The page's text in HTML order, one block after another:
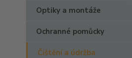
Optiky a montáže
Ochranné pomůcky
Čištění a údržba